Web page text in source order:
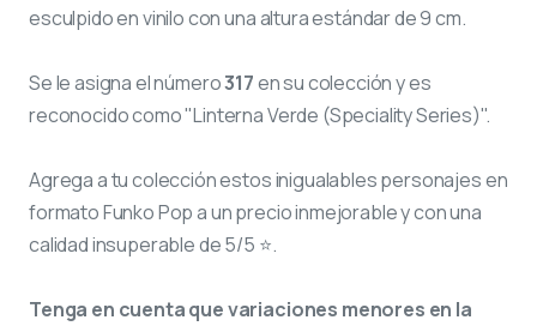
esculpido en vinilo con una altura estándar de 9 cm.
Se le asigna el número317en su colección y es
reconocido como "Linterna Verde (Speciality Series)".
Agrega a tu colección estos inigualables personajes en
formato Funko Pop a un precio inmejorable y con una
calidad insuperable de 5/5 ⭐.
Tenga en cuenta que variaciones menores en la